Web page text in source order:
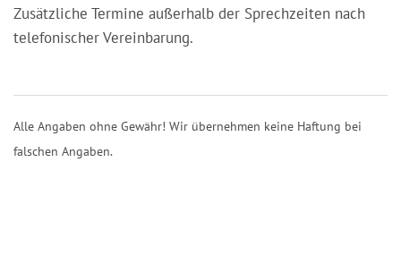
Zusätzliche Termine außerhalb der Sprechzeiten nach
telefonischer Vereinbarung.
Alle Angaben ohne Gewähr! Wir übernehmen keine Haftung bei
falschen Angaben.